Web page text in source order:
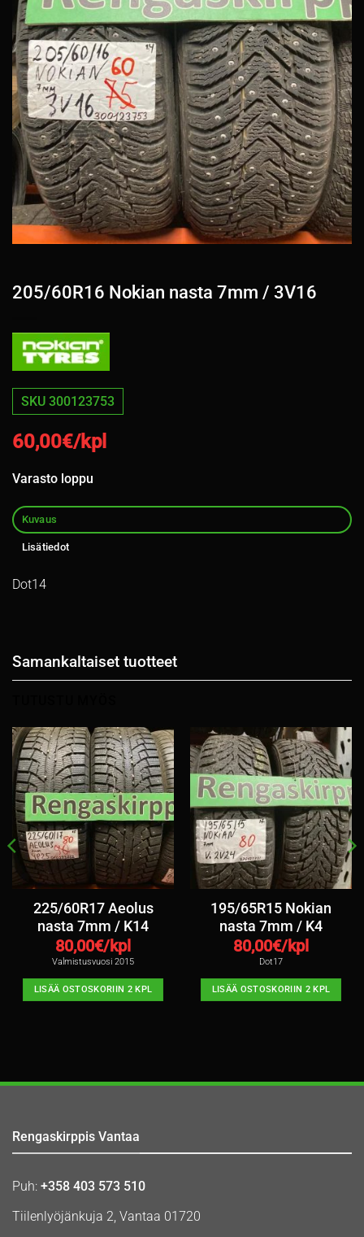
205/60R16 Nokian nasta 7mm / 3V16
SKU 300123753
60,00€/kpl
Varasto loppu
Kuvaus
Lisätiedot
Dot14
Samankaltaiset tuotteet
225/60R17 Aeolus
nasta 7mm / K14
80,00€/kpl
Valmistusvuosi 2015
LISÄÄ OSTOSKORIIN 2 KPL
195/65R15 Nokian
nasta 7mm / K4
80,00€/kpl
Dot17
LISÄÄ OSTOSKORIIN 2 KPL
Rengaskirppis Vantaa
Puh: +358 403 573 510
Tiilenlyöjänkuja 2, Vantaa 01720